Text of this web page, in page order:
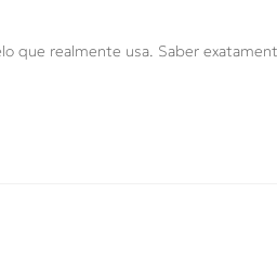
que realmente usa. Saber